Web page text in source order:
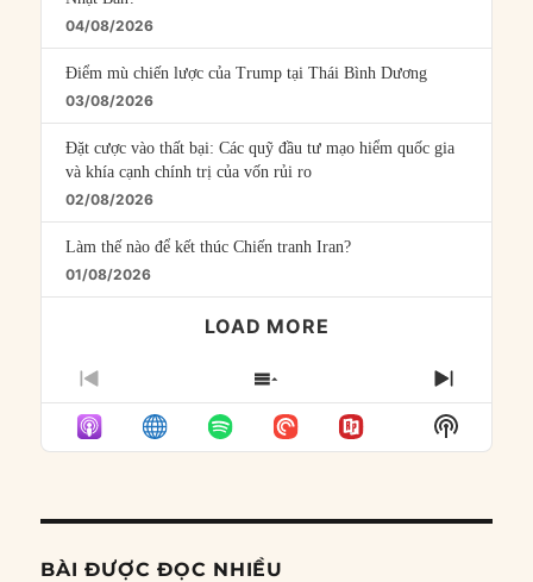
04/08/2026
Điểm mù chiến lược của Trump tại Thái Bình Dương
03/08/2026
Đặt cược vào thất bại: Các quỹ đầu tư mạo hiểm quốc gia
và khía cạnh chính trị của vốn rủi ro
02/08/2026
Làm thế nào để kết thúc Chiến tranh Iran?
01/08/2026
LOAD MORE
PREVIOUS
EPISODE
SHOW
EPISODES
LIST
NEXT
Show
Podcast
BÀI ĐƯỢC ĐỌC NHIỀU